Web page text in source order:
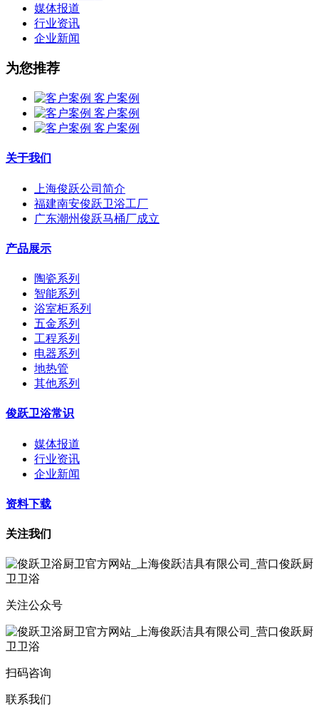
媒体报道
行业资讯
企业新闻
为您推荐
客户案例
客户案例
客户案例
关于我们
上海俊跃公司简介
福建南安俊跃卫浴工厂
广东潮州俊跃马桶厂成立
产品展示
陶瓷系列
智能系列
浴室柜系列
五金系列
工程系列
电器系列
地热管
其他系列
俊跃卫浴常识
媒体报道
行业资讯
企业新闻
资料下载
关注我们
关注公众号
扫码咨询
联系我们